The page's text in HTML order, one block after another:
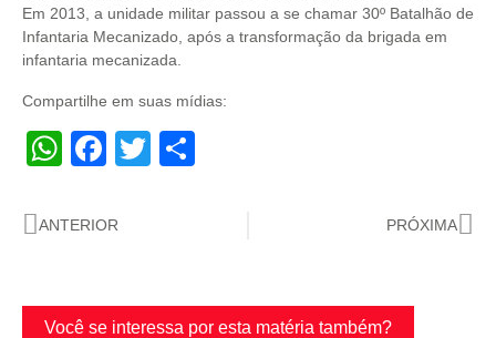
Em 2013, a unidade militar passou a se chamar 30º Batalhão de
Infantaria Mecanizado, após a transformação da brigada em
infantaria mecanizada.
Compartilhe em suas mídias:
WhatsApp
Facebook
Twitter
ANTERIOR PRÓXIMA
Você se interessa por esta matéria também?